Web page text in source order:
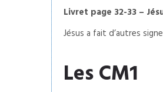
Livret page 32-33 –
Jésus a fait d’autres
Les CM1